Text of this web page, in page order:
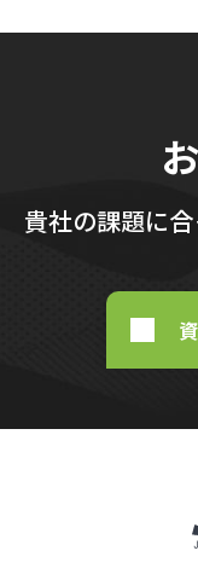
貴社の課題に合